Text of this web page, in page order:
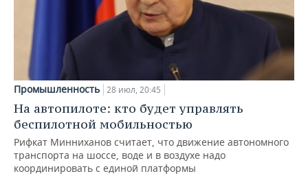
Промышленность 28 июл, 20:45
На автопилоте: кто будет управлять
беспилотной мобильностью
Рифкат Минниханов считает, что движение автономного
транспорта на шоссе, воде и в воздухе надо
координировать с единой платформы